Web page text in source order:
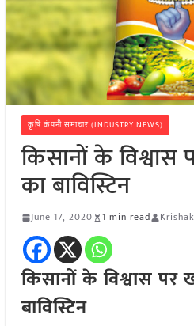
कृषि कंपनी समाचार (INDUSTRY NEWS)
किसानों के विश्वास
का बाविस्टिन
June 17, 2020 1 min read
किसानों के विश्वास पर
बाविस्टिन